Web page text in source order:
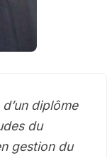
diplôme
du
gestion du